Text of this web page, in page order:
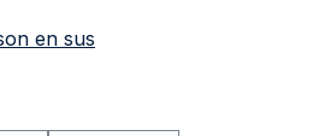
en sus